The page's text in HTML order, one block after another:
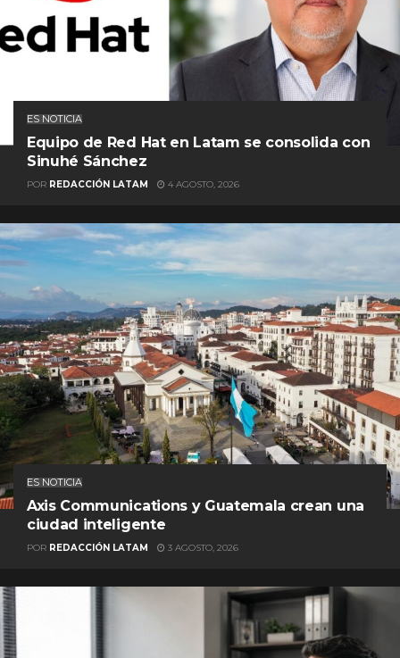
ES NOTICIA
Equipo de Red Hat en Latam se consolida con
Sinuhé Sánchez
POR REDACCIÓN LATAM 4 AGOSTO, 2026
ES NOTICIA
Axis Communications y Guatemala crean una
ciudad inteligente
POR REDACCIÓN LATAM 3 AGOSTO, 2026